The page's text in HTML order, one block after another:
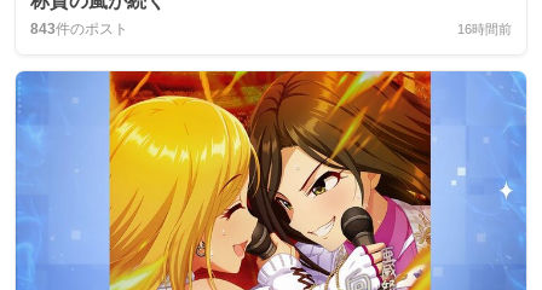
843件のポスト 16時間前